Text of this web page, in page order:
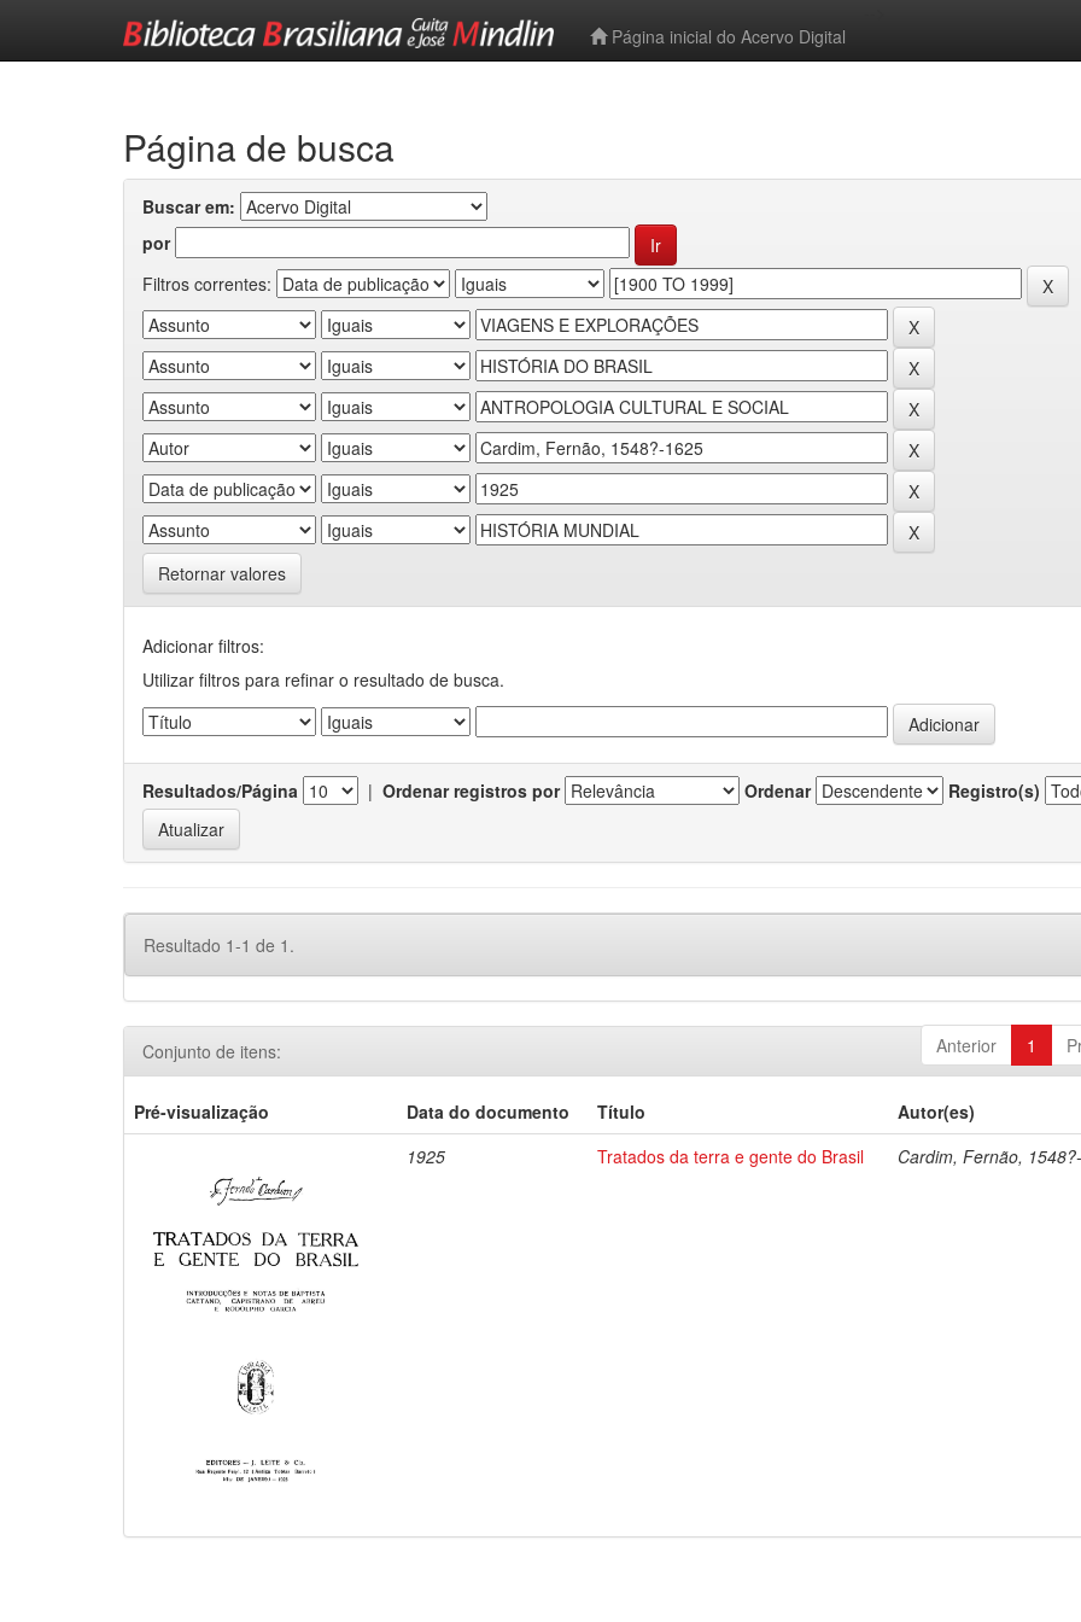
Página inicial do Acervo Digital
Página de busca
Buscar em:
por
Filtros correntes:
Retornar valores
Adicionar filtros:
Utilizar filtros para refinar o resultado de busca.
Resultados/Página | Ordenar registros por Ordenar Registro(s)
Resultado 1-1 de 1.
Anterior 1
Conjunto de itens:
Pré-visualização Data do documento Título
Autor(es)
1925
Tratados da terra e gente do Brasil Cardim, Fernão,